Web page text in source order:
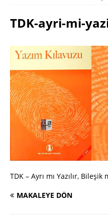
TDK-ayri-mi-
TDK – Ayrı mı Yazılır, Bileşik
MAKALEYE DÖN